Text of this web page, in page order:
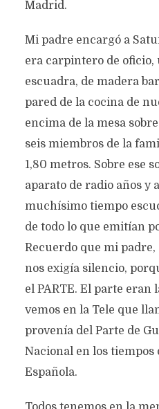
Madrid.
Mi padre encargó a
era carpintero de oficio,
escuadra, de madera
pared de la cocina de
encima de la mesa
seis miembros de la
1,80 metros. Sobre ese
aparato de radio años y
muchísimo tiempo
de todo lo que emitían
Recuerdo que mi padre,
nos exigía silencio,
el PARTE. El parte eran
vemos en la Tele que
provenía del Parte de
Nacional en los
Española.